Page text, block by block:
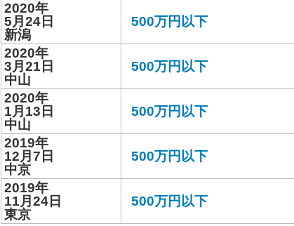
2020年
5月24日
新潟
500万円以下
2020年
3月21日
中山
500万円以下
2020年
1月13日
中山
500万円以下
2019年
12月7日
中京
500万円以下
2019年
11月24日
東京
500万円以下